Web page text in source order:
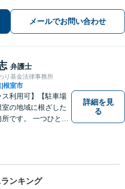
ら、難解な専門用語も噛み砕いて分か
りやすく説明するのが得意です。
メールでお問い合わせ
弁護士
り基金法律事務所
根室市
ス利用可】【駐車場
室の地域に根ざした
です。 一つひとつ
詳細を見
る
ンキング